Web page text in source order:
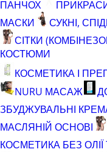
ПАНЧОХ
МАСКИ
СУКНІ,
СІТКИ
КОСТЮМИ
КОСМЕТИКА І
NURU МАСАЖ
ЗБУДЖУВАЛЬНІ
МАСЛЯНІЙ ОСНОВІ
КОСМЕТИКА БЕЗ